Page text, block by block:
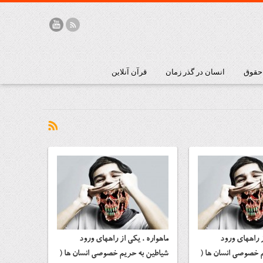
حقوق انسان در گذر زمان قرآن آنلاین
راههای ورود
خصوصی انسان ها (
ماهواره ، یکی از راههای ورود
شیاطین به حریم خصوصی انسان ها (